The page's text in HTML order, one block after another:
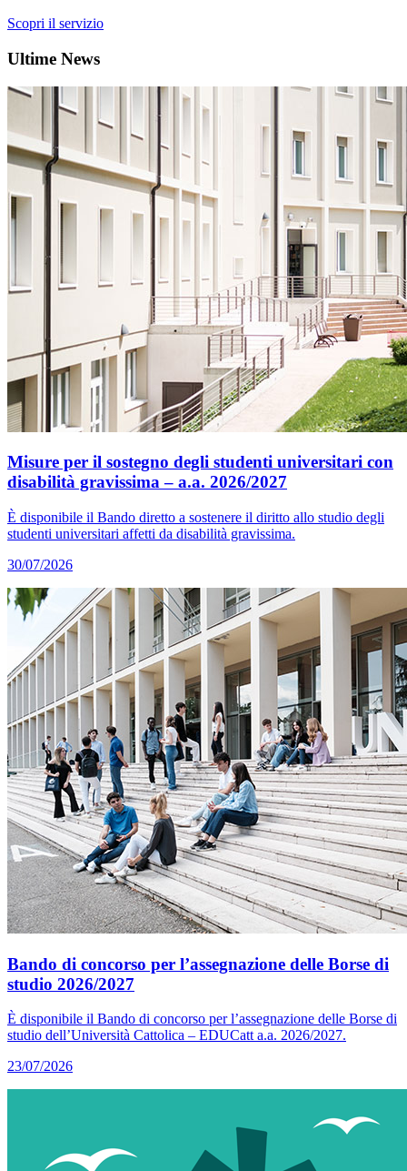
Scopri il servizio
Ultime News
Misure per il sostegno degli studenti universitari con
disabilità gravissima – a.a. 2026/2027
È disponibile il Bando diretto a sostenere il diritto allo studio degli
studenti universitari affetti da disabilità gravissima.
30/07/2026
Bando di concorso per l’assegnazione delle Borse di
studio 2026/2027
È disponibile il Bando di concorso per l’assegnazione delle Borse di
studio dell’Università Cattolica – EDUCatt a.a. 2026/2027.
23/07/2026